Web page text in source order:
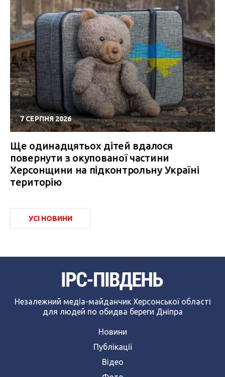
7 СЕРПНЯ 2026
Ще одинадцятьох дітей вдалося
повернути з окупованої частини
Херсонщини на підконтрольну Україні
територію
УСІ НОВИНИ
Незалежний медіа-майданчик Херсонської області
для людей по обидва береги Дніпра
Новини
Публікації
Відео